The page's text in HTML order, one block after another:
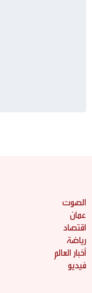
الصوت
عمان
اقتصاد
رياضة
أخبار العالم
فيديو